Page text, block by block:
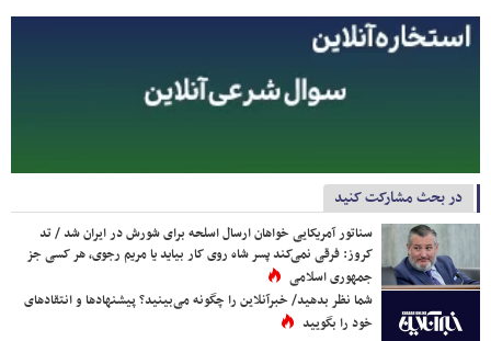
در بحث مشارکت کنید
سناتور آمریکایی خواهان ارسال اسلحه برای شورش در ایران شد / تد
کروز: فرقی نمی‌کند پسر شاه روی کار بیاید یا مریم رجوی، هر کسی جز
جمهوری اسلامی
شما نظر بدهید/ خبرآنلاین را چگونه می‌بینید؟ پیشنهادها و انتقادهای
خود را بگویید